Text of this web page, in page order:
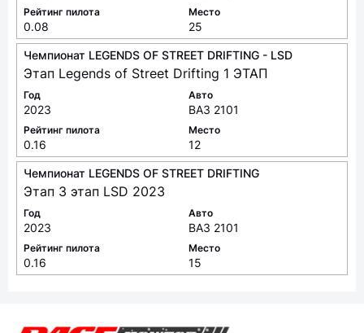
Рейтинг пилота
0.08
Место
25
Чемпионат LEGENDS OF STREET DRIFTING - LSD
Этап Legends of Street Drifting 1 ЭТАП
Год
2023
Авто
ВАЗ 2101
Рейтинг пилота
0.16
Место
12
Чемпионат LEGENDS OF STREET DRIFTING
Этап 3 этап LSD 2023
Год
2023
Авто
ВАЗ 2101
Рейтинг пилота
0.16
Место
15